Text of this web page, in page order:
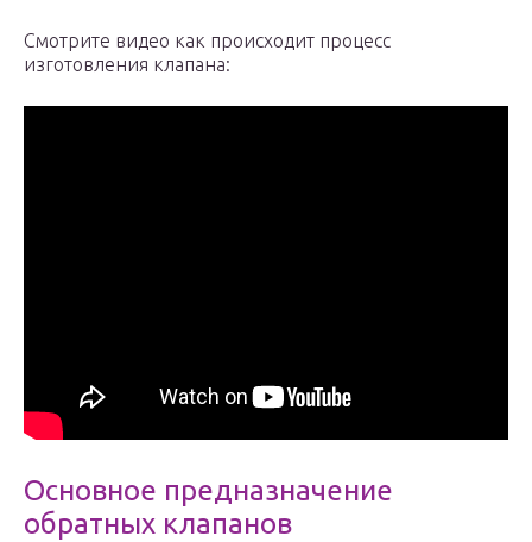
Смотрите видео как происходит процесс
изготовления клапана:
Основное предназначение
обратных клапанов